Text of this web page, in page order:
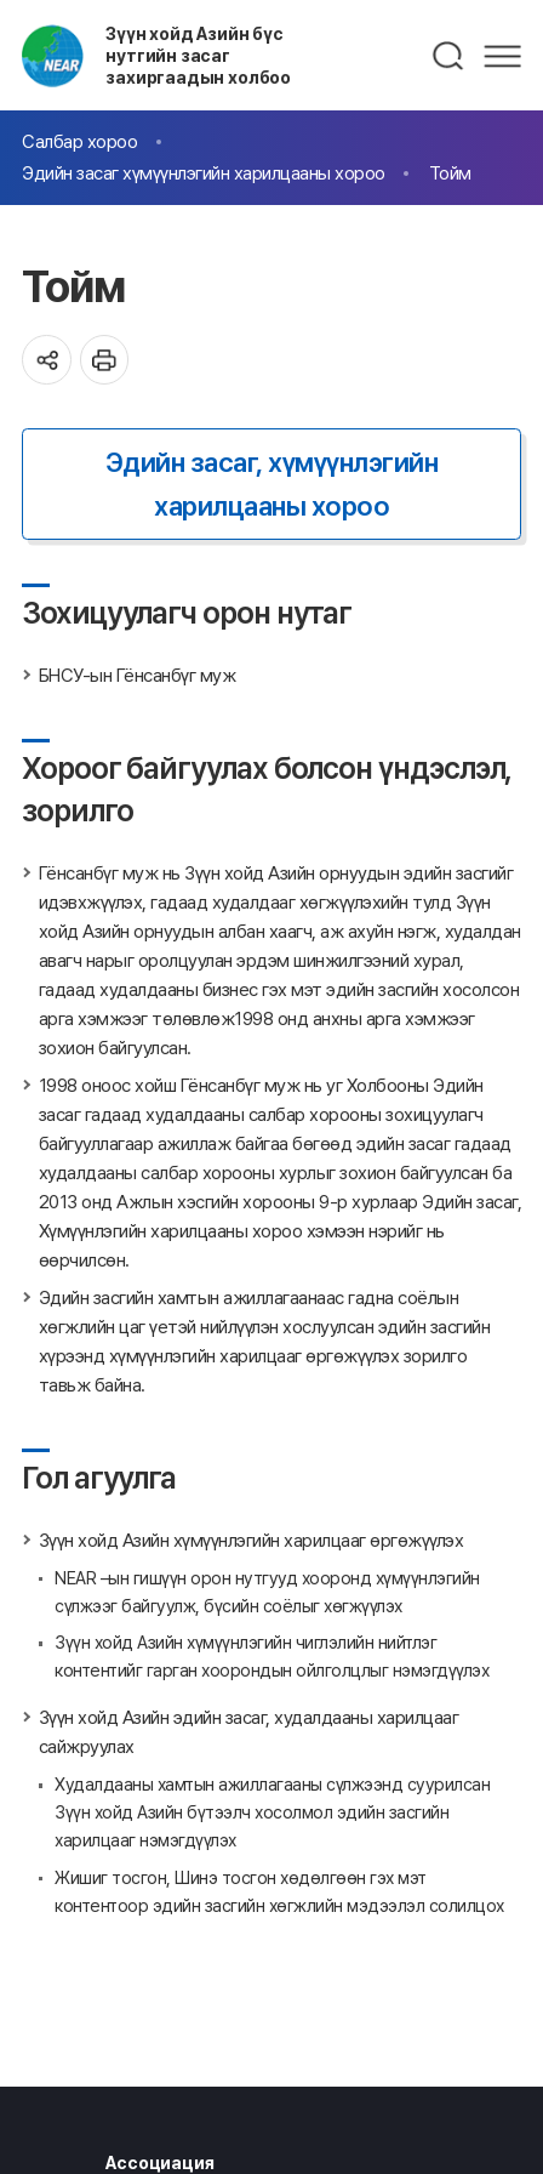
Зүүн хойд Азийн бүс
нутгийн засаг
захиргаадын холбоо
Салбар хороо
Эдийн засаг хүмүүнлэгийн харилцааны хороо
Тойм
Тойм
Эдийн засаг, хүмүүнлэгийн
харилцааны хороо
Зохицуулагч орон нутаг
БНСУ-ын Гёнсанбүг муж
Хороог байгуулах болсон үндэслэл,
зорилго
Гёнсанбүг муж нь Зүүн хойд Азийн орнуудын эдийн засгийг
идэвхжүүлэх, гадаад худалдааг хөгжүүлэхийн тулд Зүүн
хойд Азийн орнуудын албан хаагч, аж ахуйн нэгж, худалдан
авагч нарыг оролцуулан эрдэм шинжилгээний хурал,
гадаад худалдааны бизнес гэх мэт эдийн засгийн хосолсон
арга хэмжээг төлөвлөж1998 онд анхны арга хэмжээг
зохион байгуулсан.
1998 оноос хойш Гёнсанбүг муж нь уг Холбооны Эдийн
засаг гадаад худалдааны салбар хорооны зохицуулагч
байгууллагаар ажиллаж байгаа бөгөөд эдийн засаг гадаад
худалдааны салбар хорооны хурлыг зохион байгуулсан ба
2013 онд Ажлын хэсгийн хорооны 9-р хурлаар Эдийн засаг,
Хүмүүнлэгийн харилцааны хороо хэмээн нэрийг нь
өөрчилсөн.
Эдийн засгийн хамтын ажиллагаанаас гадна соёлын
хөгжлийн цаг үетэй нийлүүлэн хослуулсан эдийн засгийн
хүрээнд хүмүүнлэгийн харилцааг өргөжүүлэх зорилго
тавьж байна.
Гол агуулга
Зүүн хойд Азийн хүмүүнлэгийн харилцааг өргөжүүлэх
NEAR –ын гишүүн орон нутгууд хооронд хүмүүнлэгийн
сүлжээг байгуулж, бүсийн соёлыг хөгжүүлэх
Зүүн хойд Азийн хүмүүнлэгийн чиглэлийн нийтлэг
контентийг гарган хоорондын ойлголцлыг нэмэгдүүлэх
Зүүн хойд Азийн эдийн засаг, худалдааны харилцааг
сайжруулах
Худалдааны хамтын ажиллагааны сүлжээнд суурилсан
Зүүн хойд Азийн бүтээлч хосолмол эдийн засгийн
харилцааг нэмэгдүүлэх
Жишиг тосгон, Шинэ тосгон хөдөлгөөн гэх мэт
контентоор эдийн засгийн хөгжлийн мэдээлэл солилцох
Ассоциация